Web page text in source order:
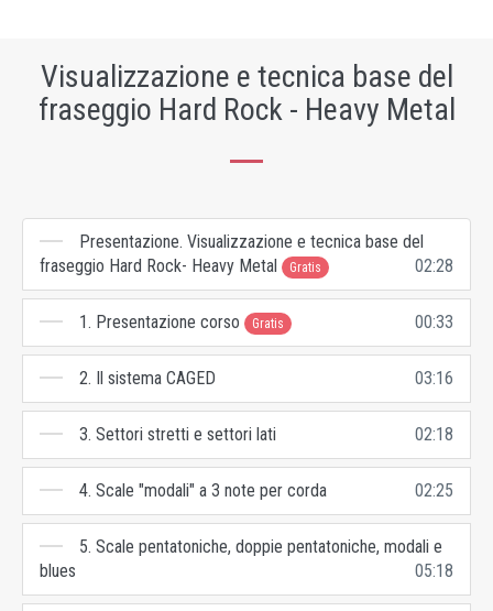
Visualizzazione e tecnica base del
fraseggio Hard Rock - Heavy Metal
Presentazione. Visualizzazione e tecnica base del
fraseggio Hard Rock- Heavy Metal
Gratis 02:28
1. Presentazione corso Gratis 00:33
2. Il sistema CAGED 03:16
3. Settori stretti e settori lati 02:18
4. Scale "modali" a 3 note per corda 02:25
5. Scale pentatoniche, doppie pentatoniche, modali e
blues
05:18